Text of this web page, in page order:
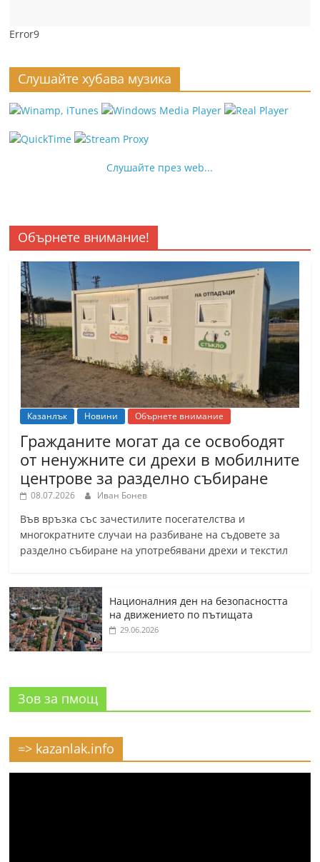
Error9
Слушайте хубава музика
Слушайте през web...
Обърнете внимание!
Казанлък Новини Обърнете внимание
Гражданите могат да се освободят
от ненужните си дрехи в мобилните
центрове за разделно събиране
08.07.2026 Иван Бонев
Във връзка със зачестилите посегателства и
многократните случаи на разбиване на съдовете за
разделно събиране на употребявани дрехи и текстил
Националния ден на безопасността
на движението по пътищата
29.06.2026
Зов за пмощ
=> kazanlak.info